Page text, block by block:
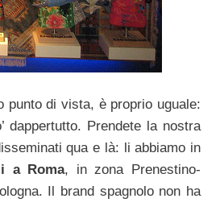
punto di vista, è proprio uguale:
dappertutto. Prendete la nostra
qua e là: li abbiamo in
a Roma, in zona Prenestino-
Il brand spagnolo non ha